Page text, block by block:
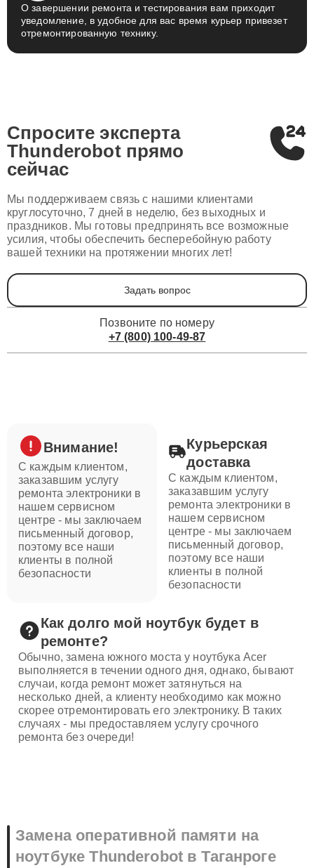
О завершении ремонта и тестирования вам приходит
уведомление, в удобное для вас время курьер привезет
отремонтированную технику.
Спросите эксперта
Thunderobot прямо
сейчас
Мы поддерживаем связь с нашими клиентами
круглосуточно, 7 дней в неделю, без выходных и
праздников. Мы готовы предпринять все возможные
усилия, чтобы обеспечить бесперебойную работу
вашей техники на протяжении многих лет!
Задать вопрос
Позвоните по номеру
+7 (800) 100-49-87
Внимание!
С каждым клиентом,
заказавшим услугу
ремонта электроники в
нашем сервисном
центре - мы заключаем
письменный договор,
поэтому все наши
клиенты в полной
безопасности
Курьерская
доставка
С каждым клиентом,
заказавшим услугу
ремонта электроники в
нашем сервисном
центре - мы заключаем
письменный договор,
поэтому все наши
клиенты в полной
безопасности
Как долго мой ноутбук будет в
ремонте?
Обычно, замена южного моста у ноутбука Acer
выполняется в течении одного дня, однако, бывают
случаи, когда ремонт может затянуться на
несколько дней, а клиенту необходимо как можно
скорее отремонтировать его электронику. В таких
случаях - мы предоставляем услугу срочного
ремонта без очереди!
Замена оперативной памяти на
ноутбуке Thunderobot в Таганроге